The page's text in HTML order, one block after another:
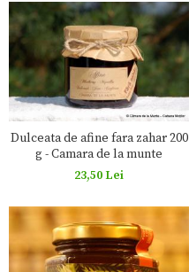
Dulceata de afine fara zahar 200
g - Camara de la munte
23,50 Lei